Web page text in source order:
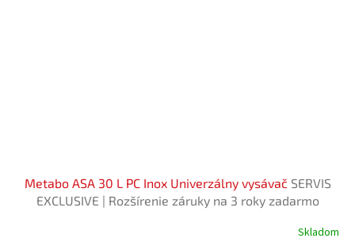
Metabo ASA 30 L PC Inox Univerzálny vysávač SERVIS
EXCLUSIVE | Rozšírenie záruky na 3 roky zadarmo
Skladom